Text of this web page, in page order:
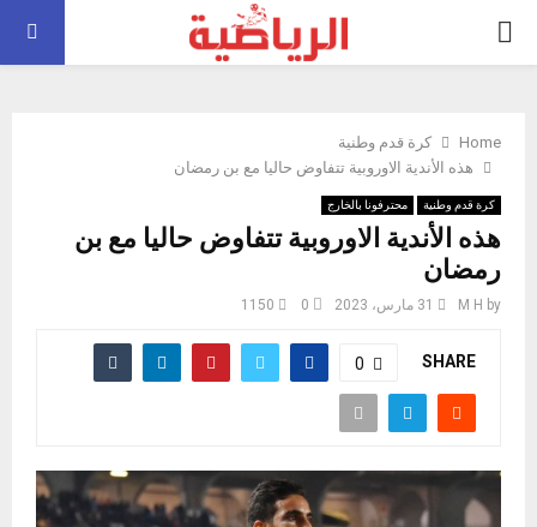
PRIMARY
Home
كرة قدم وطنية
هذه الأندية الاوروبية تتفاوض حاليا مع بن رمضان
كرة قدم وطنية محترفونا بالخارج
هذه الأندية الاوروبية تتفاوض حاليا مع بن
رمضان
by
M H 31 مارس، 2023 0
1150
SHARE
0